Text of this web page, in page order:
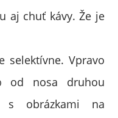
aj chuť kávy. Že je
selektívne. Vpravo
od nosa druhou
s obrázkami na